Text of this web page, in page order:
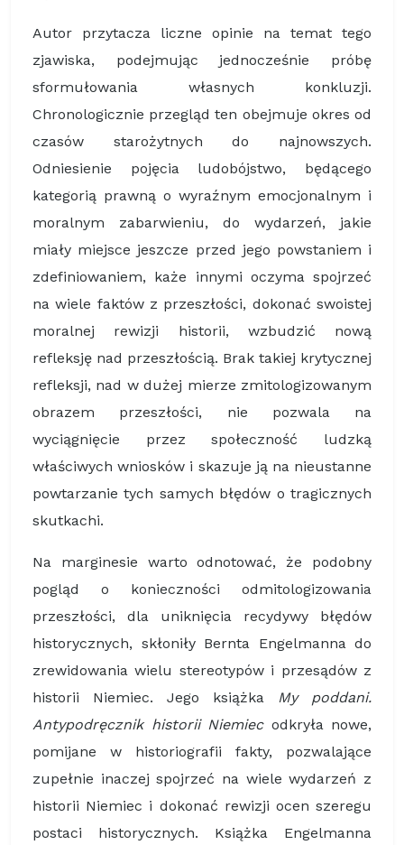
Autor przytacza liczne opinie na temat tego
zjawiska, podejmując jednocześnie próbę
sformułowania własnych konkluzji.
Chronologicznie przegląd ten obejmuje okres od
czasów starożytnych do najnowszych.
Odniesienie pojęcia ludobójstwo, będącego
kategorią prawną o wyraźnym emocjonalnym i
moralnym zabarwieniu, do wydarzeń, jakie
miały miejsce jeszcze przed jego powstaniem i
zdefiniowaniem, każe innymi oczyma spojrzeć
na wiele faktów z przeszłości, dokonać swoistej
moralnej rewizji historii, wzbudzić nową
refleksję nad przeszłością. Brak takiej krytycznej
refleksji, nad w dużej mierze zmitologizowanym
obrazem przeszłości, nie pozwala na
wyciągnięcie przez społeczność ludzką
właściwych wniosków i skazuje ją na nieustanne
powtarzanie tych samych błędów o tragicznych
skutkachi.
Na marginesie warto odnotować, że podobny
pogląd o konieczności odmitologizowania
przeszłości, dla uniknięcia recydywy błędów
historycznych, skłoniły Bernta Engelmanna do
zrewidowania wielu stereotypów i przesądów z
historii Niemiec. Jego książka My poddani.
Antypodręcznik historii Niemiecodkryła nowe,
pomijane w historiografii fakty, pozwalające
zupełnie inaczej spojrzeć na wiele wydarzeń z
historii Niemiec i dokonać rewizji ocen szeregu
postaci historycznych. Książka Engelmanna